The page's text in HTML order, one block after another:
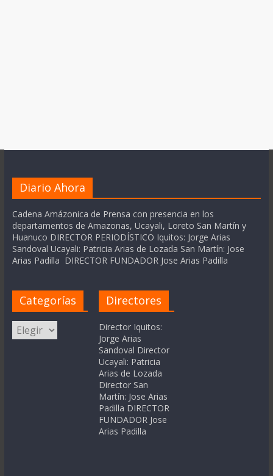
Diario Ahora
Cadena Amázonica de Prensa con presencia en los
departamentos de Amazonas, Ucayali, Loreto San Martín y
Huanuco DIRECTOR PERIODÍSTICO Iquitos: Jorge Arias
Sandoval Ucayali: Patricia Arias de Lozada San Martín: Jose
Arias Padilla DIRECTOR FUNDADOR Jose Arias Padilla
Categorías
Categorías
Directores
Director Iquitos:
Jorge Arias
Sandoval Director
Ucayali: Patricia
Arias de Lozada
Director San
Martín: Jose Arias
Padilla DIRECTOR
FUNDADOR Jose
Arias Padilla